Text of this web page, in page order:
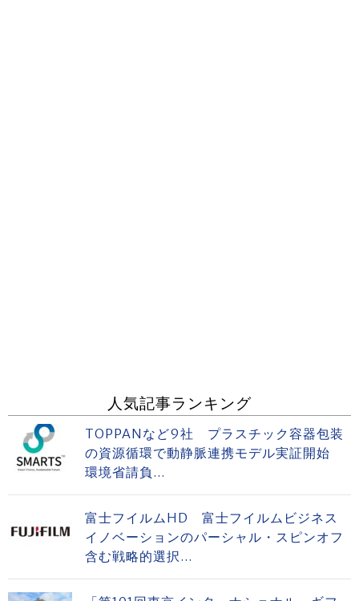
人気記事ランキング
TOPPANなど9社 プラスチック容器包装
の資源循環で動静脈連携モデル実証開始
環境省請負...
富士フイルムHD 富士フイルムビジネス
イノベーションのパーシャル・スピンオフ
含む戦略的選択...